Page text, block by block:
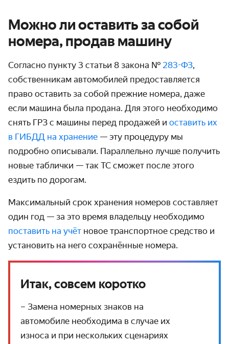
Можно ли оставить за собой
номера, продав машину
Согласно пункту 3 статьи 8 закона № 283-ФЗ,
собственникам автомобилей предоставляется
право оставить за собой прежние номера, даже
если машина была продана. Для этого необходимо
снять ГРЗ с машины перед продажей и оставить их
в ГИБДД на хранение — эту процедуру мы
подробно описывали. Параллельно лучше получить
новые таблички — так ТС сможет после этого
ездить по дорогам.
Максимальный срок хранения номеров составляет
один год — за это время владельцу необходимо
поставить на учёт новое транспортное средство и
установить на него сохранённые номера.
Итак, совсем коротко
– Замена номерных знаков на
автомобиле необходима в случае их
износа и при нескольких сценариях